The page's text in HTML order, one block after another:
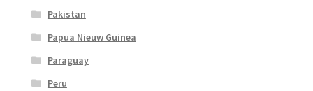
Pakistan
Papua Nieuw Guinea
Paraguay
Peru